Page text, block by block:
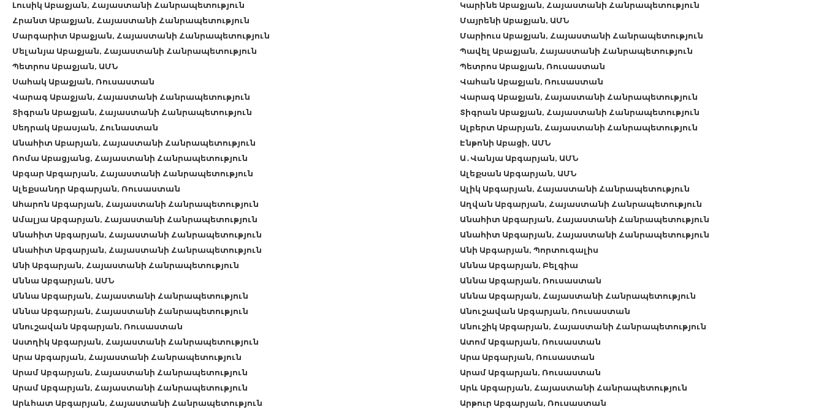
Լուսիկ Աբաջյան, Հայաստանի Հանրապետություն
Կարինե Աբաջյան, Հայաստանի Հանրապետություն
Հրանտ Աբաջյան, Հայաստանի Հանրապետություն
Մայրենի Աբաջյան, ԱՄՆ
Մարգարիտ Աբաջյան, Հայաստանի Հանրապետություն
Մարիուս Աբաջյան, Հայաստանի Հանրապետություն
Մելանյա Աբաջյան, Հայաստանի Հանրապետություն
Պավել Աբաջյան, Հայաստանի Հանրապետություն
Պետրոս Աբաջյան, ԱՄՆ
Պետրոս Աբաջյան, Ռուսաստան
Սահակ Աբաջյան, Ռուսաստան
Վահան Աբաջյան, Ռուսաստան
Վարագ Աբաջյան, Հայաստանի Հանրապետություն
Վարագ Աբաջյան, Հայաստանի Հանրապետություն
Տիգրան Աբաջյան, Հայաստանի Հանրապետություն
Տիգրան Աբաջյան, Հայաստանի Հանրապետություն
Սեդրակ Աբասյան, Հունաստան
Ալբերտ Աբարյան, Հայաստանի Հանրապետություն
Անահիտ Աբարյան, Հայաստանի Հանրապետություն
Էնթոնի Աբացի, ԱՄՆ
Ռոմա Աբացյանց, Հայաստանի Հանրապետություն
Ա․Վանյա Աբգարյան, ԱՄՆ
Աբգար Աբգարյան, Հայաստանի Հանրապետություն
Ալեքսան Աբգարյան, ԱՄՆ
Ալեքսանդր Աբգարյան, Ռուսաստան
Ալիկ Աբգարյան, Հայաստանի Հանրապետություն
Ահարոն Աբգարյան, Հայաստանի Հանրապետություն
Աղվան Աբգարյան, Հայաստանի Հանրապետություն
Ամալյա Աբգարյան, Հայաստանի Հանրապետություն
Անահիտ Աբգարյան, Հայաստանի Հանրապետություն
Անահիտ Աբգարյան, Հայաստանի Հանրապետություն
Անահիտ Աբգարյան, Հայաստանի Հանրապետություն
Անահիտ Աբգարյան, Հայաստանի Հանրապետություն
Անի Աբգարյան, Պորտուգալիս
Անի Աբգարյան, Հայաստանի Հանրապետություն
Աննա Աբգարյան, Բելգիա
Աննա Աբգարյան, ԱՄՆ
Աննա Աբգարյան, Ռուսաստան
Աննա Աբգարյան, Հայաստանի Հանրապետություն
Աննա Աբգարյան, Հայաստանի Հանրապետություն
Աննա Աբգարյան, Հայաստանի Հանրապետություն
Անուշավան Աբգարյան, Ռուսաստան
Անուշավան Աբգարյան, Ռուսաստան
Անուշիկ Աբգարյան, Հայաստանի Հանրապետություն
Աստղիկ Աբգարյան, Հայաստանի Հանրապետություն
Ատոմ Աբգարյան, Ռուսաստան
Արա Աբգարյան, Հայաստանի Հանրապետություն
Արա Աբգարյան, Ռուսաստան
Արամ Աբգարյան, Հայաստանի Հանրապետություն
Արամ Աբգարյան, Ռուսաստան
Արամ Աբգարյան, Հայաստանի Հանրապետություն
Արև Աբգարյան, Հայաստանի Հանրապետություն
Արևհատ Աբգարյան, Հայաստանի Հանրապետություն
Արթուր Աբգարյան, Ռուսաստան